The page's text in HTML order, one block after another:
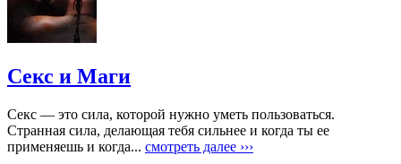
Секс и Маги
Секс — это сила, которой нужно уметь пользоваться.
Странная сила, делающая тебя сильнее и когда ты ее
применяешь и когда... смотреть далее ›››